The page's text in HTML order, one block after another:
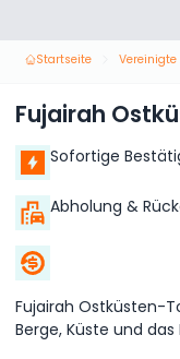
Startseite
Fujairah
Sofortige
Abholung &
Fujairah Ostküsten-
Berge, Küste und das